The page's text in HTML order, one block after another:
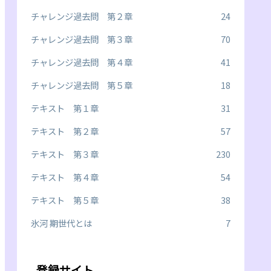
チャレンジ過去問 第２章
24
チャレンジ過去問 第３章
70
チャレンジ過去問 第４章
41
チャレンジ過去問 第５章
18
テキスト 第１章
31
テキスト 第２章
57
テキスト 第３章
230
テキスト 第４章
54
テキスト 第５章
38
氷河 期世代とは
7